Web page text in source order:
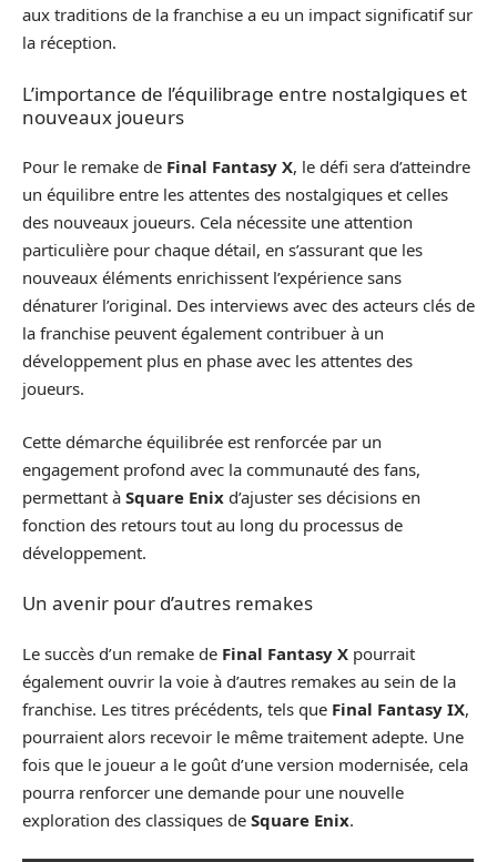
aux traditions de la franchise a eu un impact significatif sur
la réception.
L’importance de l’équilibrage entre nostalgiques et
nouveaux joueurs
Pour le remake de Final Fantasy X, le défi sera d’atteindre
un équilibre entre les attentes des nostalgiques et celles
des nouveaux joueurs. Cela nécessite une attention
particulière pour chaque détail, en s’assurant que les
nouveaux éléments enrichissent l’expérience sans
dénaturer l’original. Des interviews avec des acteurs clés de
la franchise peuvent également contribuer à un
développement plus en phase avec les attentes des
joueurs.
Cette démarche équilibrée est renforcée par un
engagement profond avec la communauté des fans,
permettant à Square Enix d’ajuster ses décisions en
fonction des retours tout au long du processus de
développement.
Un avenir pour d’autres remakes
Le succès d’un remake de Final Fantasy X pourrait
également ouvrir la voie à d’autres remakes au sein de la
franchise. Les titres précédents, tels que Final Fantasy IX,
pourraient alors recevoir le même traitement adepte. Une
fois que le joueur a le goût d’une version modernisée, cela
pourra renforcer une demande pour une nouvelle
exploration des classiques de Square Enix.